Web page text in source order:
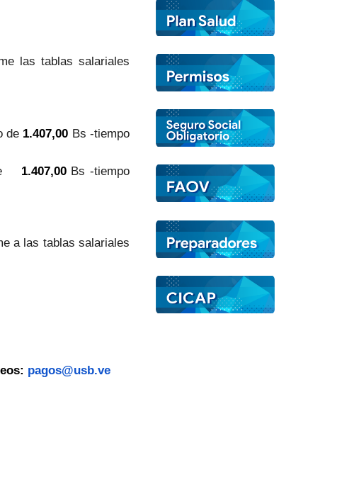
las tablas salariales
de 1.407,00 Bs -tiempo
1.407,00Bs -tiempo
a las tablas salariales
pagos@usb.ve